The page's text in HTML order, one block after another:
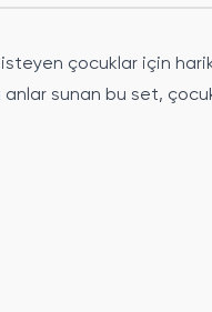
isteyen çocuklar için
anlar sunan bu set,